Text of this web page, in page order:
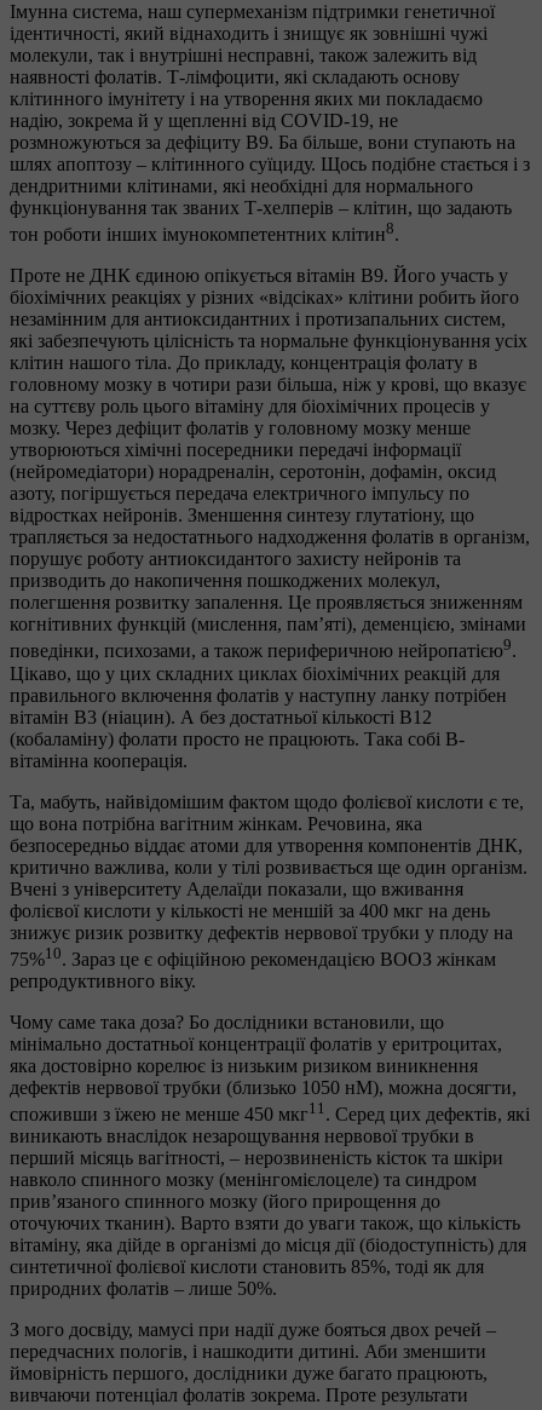
Імунна система, наш супермеханізм підтримки генетичної
ідентичності, який віднаходить і знищує як зовнішні чужі
молекули, так і внутрішні несправні, також залежить від
наявності фолатів. Т-лімфоцити, які складають основу
клітинного імунітету і на утворення яких ми покладаємо
надію, зокрема й у щепленні від COVID-19, не
розмножуються за дефіциту B9. Ба більше, вони ступають на
шлях апоптозу – клітинного суїциду. Щось подібне стається і з
дендритними клітинами, які необхідні для нормального
функціонування так званих Т-хелперів – клітин, що задають
тон роботи інших імунокомпетентних клітин8.
Проте не ДНК єдиною опікується вітамін В9. Його участь у
біохімічних реакціях у різних «відсіках» клітини робить його
незамінним для антиоксидантних і протизапальних систем,
які забезпечують цілісність та нормальне функціонування усіх
клітин нашого тіла. До прикладу, концентрація фолату в
головному мозку в чотири рази більша, ніж у крові, що вказує
на суттєву роль цього вітаміну для біохімічних процесів у
мозку. Через дефіцит фолатів у головному мозку менше
утворюються хімічні посередники передачі інформації
(нейромедіатори) норадреналін, серотонін, дофамін, оксид
азоту, погіршується передача електричного імпульсу по
відростках нейронів. Зменшення синтезу глутатіону, що
трапляється за недостатнього надходження фолатів в організм,
порушує роботу антиоксидантого захисту нейронів та
призводить до накопичення пошкоджених молекул,
полегшення розвитку запалення. Це проявляється зниженням
когнітивних функцій (мислення, пам’яті), деменцією, змінами
поведінки, психозами, а також периферичною нейропатією9.
Цікаво, що у цих складних циклах біохімічних реакцій для
правильного включення фолатів у наступну ланку потрібен
вітамін В3 (ніацин). А без достатньої кількості В12
(кобаламіну) фолати просто не працюють. Така собі В-
вітамінна кооперація.
Та, мабуть, найвідомішим фактом щодо фолієвої кислоти є те,
що вона потрібна вагітним жінкам. Речовина, яка
безпосередньо віддає атоми для утворення компонентів ДНК,
критично важлива, коли у тілі розвивається ще один організм.
Вчені з університету Аделаїди показали, що вживання
фолієвої кислоти у кількості не меншій за 400 мкг на день
знижує ризик розвитку дефектів нервової трубки у плоду на
75%10. Зараз це є офіційною рекомендацією ВООЗ жінкам
репродуктивного віку.
Чому саме така доза? Бо дослідники встановили, що
мінімально достатньої концентрації фолатів у еритроцитах,
яка достовірно корелює із низьким ризиком виникнення
дефектів нервової трубки (близько 1050 нМ), можна досягти,
споживши з їжею не менше 450 мкг11. Серед цих дефектів, які
виникають внаслідок незарощування нервової трубки в
перший місяць вагітності, – нерозвиненість кісток та шкіри
навколо спинного мозку (менінгомієлоцеле) та синдром
прив’язаного спинного мозку (його прирощення до
оточуючих тканин). Варто взяти до уваги також, що кількість
вітаміну, яка дійде в організмі до місця дії (біодоступність) для
синтетичної фолієвої кислоти становить 85%, тоді як для
природних фолатів – лише 50%.
З мого досвіду, мамусі при надії дуже бояться двох речей –
передчасних пологів, і нашкодити дитині. Аби зменшити
ймовірність першого, дослідники дуже багато працюють,
вивчаючи потенціал фолатів зокрема. Проте результати